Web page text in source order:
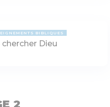
BIBLIQUES
Dieu
2